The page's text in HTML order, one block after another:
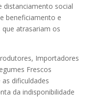
distanciamento social
beneficiamento e
que atrasariam os
Importadores
Frescos
dificuldades
da indisponibilidade